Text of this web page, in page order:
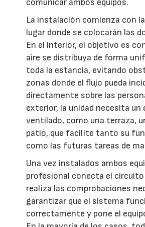
comunicar ambos equipos.
La instalación comienza con
lugar donde se colocarán las
En el interior, el objetivo es
aire se distribuya de forma
toda la estancia, evitando
zonas donde el flujo pueda
directamente sobre las
exterior, la unidad necesita un
ventilado, como una terraza,
patio, que facilite tanto su
como las futuras tareas de
Una vez instalados ambos
profesional conecta el
realiza las comprobaciones
garantizar que el sistema
correctamente y pone el